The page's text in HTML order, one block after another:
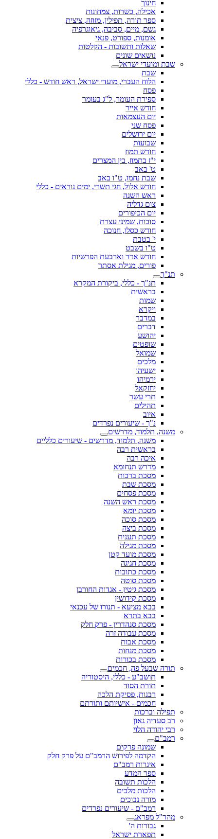
חינוך
אכילה, כשרות, צמחונות
ספר תורה, תפילין, מזוזה, ציצית
גשם, מיים, סביבה, גיאוגרפיה
אומנות, ספורט, פנאי
שאלות ותשובות - הקלטות
נושאים שונים
שבת ומועדי ישראל
שבת
הלוח העברי, מועדי ישראל, ראש חודש - כללי
פסח
ספירת העומר, ל"ג בעומר
חודש אייר
יום העצמאות
פסח שני
יום ירושלים
שבועות
חודש תמוז
י"ז בתמוז, בין המצרים
ט' באב
שבת נחמו, ט"ו באב
חודש אלול, חגי תשרי, ימים נוראים - כללי
ראש השנה
צום גדליה
יום הכיפורים
סוכות, שמיני עצרת
חודש כסלו, חנוכה
י' בטבת
ט"ו בשבט
חודש אדר וארבעת הפרשיות
פורים, מגילת אסתר
תנ"ך
תנ"ך - כללי, ביקורת המקרא
בראשית
שמות
ויקרא
במדבר
דברים
יהושע
שופטים
שמואל
מלכים
ישעיהו
ירמיהו
יחזקאל
תרי עשר
תהילים
איוב
נ"ך - שיעורים נפרדים
משנה, תלמוד, מדרשים
משנה, תלמוד, מדרשים - שיעורים כלליים
בראשית רבה
איכה רבה
מדרש תנחומא
מסכת ברכות
מסכת שבת
מסכת פסחים
מסכת ראש השנה
מסכת יומא
מסכת סוכה
מסכת ביצה
מסכת תענית
מסכת מגילה
מסכת מועד קטן
מסכת חגיגה
מסכת כתובות
מסכת סוטה
מסכת גיטין - אגדות החורבן
מסכת קידושין
בבא מציעא - תנורו של עכנאי
בבא בתרא
מסכת סנהדרין - פרק חלק
מסכת עבודה זרה
מסכת אבות
מסכת מנחות
מסכת בכורות
תורה שבעל פה, חכמים
תושב"ע - כללי, היסטוריה
תורת הסוד
רבנות, פסיקת הלכה
חכמים - אישיותם ותורתם
תפילה וברכות
רב סעדיה גאון
רבי יהודה הלוי
רמב"ם
שמונה פרקים
הקדמה לפירוש הרמב"ם על פרק חלק
איגרות רמב"ם
ספר המדע
הלכות תשובה
הלכות מלכים
מורה נבוכים
רמב"ם - שיעורים נפרדים
מהר"ל מפראג
גבורות ה'
תפארת ישראל